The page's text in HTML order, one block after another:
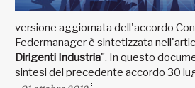
versione aggiornata dell'accordo
Federmanager è sintetizzata
Dirigenti Industria". In questo
sintesi del precedente accordo 30